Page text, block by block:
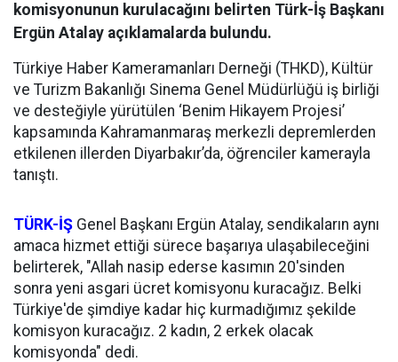
komisyonunun kurulacağını belirten Türk-İş Başkanı
Ergün Atalay açıklamalarda bulundu.
Türkiye Haber Kameramanları Derneği (THKD), Kültür
ve Turizm Bakanlığı Sinema Genel Müdürlüğü iş birliği
ve desteğiyle yürütülen ‘Benim Hikayem Projesi’
kapsamında Kahramanmaraş merkezli depremlerden
etkilenen illerden Diyarbakır’da, öğrenciler kamerayla
tanıştı.
TÜRK-İŞ Genel Başkanı Ergün Atalay, sendikaların aynı
amaca hizmet ettiği sürece başarıya ulaşabileceğini
belirterek, "Allah nasip ederse kasımın 20'sinden
sonra yeni asgari ücret komisyonu kuracağız. Belki
Türkiye'de şimdiye kadar hiç kurmadığımız şekilde
komisyon kuracağız. 2 kadın, 2 erkek olacak
komisyonda" dedi.